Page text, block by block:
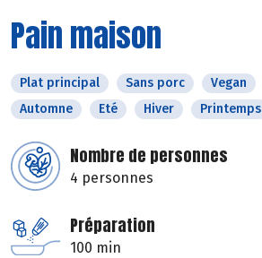
Pain maison
Plat principal Sans porc Vegan
Automne
Eté Hiver Printemps
Nombre de personnes
4 personnes
Préparation
100 min